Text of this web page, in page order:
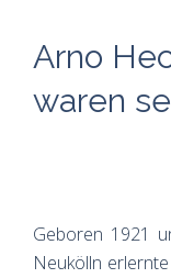
Arno
waren
Geboren 1921
Neukölln